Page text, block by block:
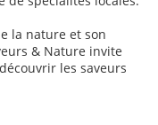
la nature et son
& Nature invite
les saveurs